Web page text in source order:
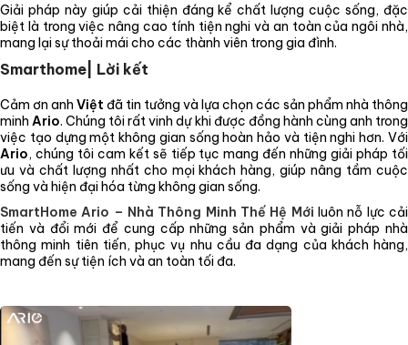
Giải pháp này giúp cải thiện đáng kể chất lượng cuộc sống, đặc
biệt là trong việc nâng cao tính tiện nghi và an toàn của ngôi nhà,
mang lại sự thoải mái cho các thành viên trong gia đình.
Smarthome| Lời kết
Cảm ơn anh Việt đã tin tưởng và lựa chọn các sản phẩm nhà thông
minhArio. Chúng tôi rất vinh dự khi được đồng hành cùng anh trong
việc tạo dựng một không gian sống hoàn hảo và tiện nghi hơn. Với
Ario, chúng tôi cam kết sẽ tiếp tục mang đến những giải pháp tối
ưu và chất lượng nhất cho mọi khách hàng, giúp nâng tầm cuộc
sống và hiện đại hóa từng không gian sống.
SmartHome Ario – Nhà Thông Minh Thế Hệ Mới luôn nỗ lực cải
tiến và đổi mới để cung cấp những sản phẩm và giải pháp nhà
thông minh tiên tiến, phục vụ nhu cầu đa dạng của khách hàng,
mang đến sự tiện ích và an toàn tối đa.